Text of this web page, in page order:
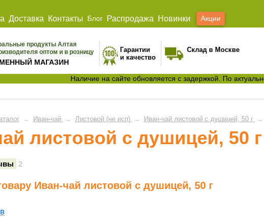
Доставка Контакты Блог Распродажа Новинки Акции
продукты Алтая
оптом и в розницу
МАГАЗИН
Гарантии
и качество
Склад в Москве
Наличие на сайте обновляется с задержкой. По
→ Иван-чай → Листовой (не исп) → Иван-чай листовой с душицей, 50 г →
листовой с душицей, 50
2
Иван-чай листовой с душицей, 50 г